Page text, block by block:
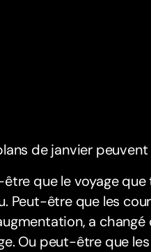
de janvier
être que le voyage
Peut-être que les
a
Ou peut-être que